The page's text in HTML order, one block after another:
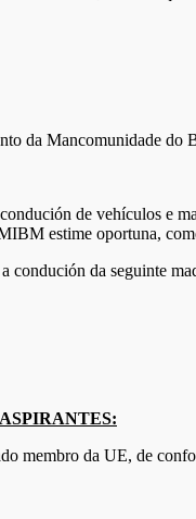
da Mancomunidade do
de vehículos e
estime oportuna,
condución da seguinte
membro da UE, de